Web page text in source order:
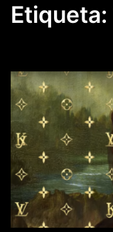
Etiqueta: